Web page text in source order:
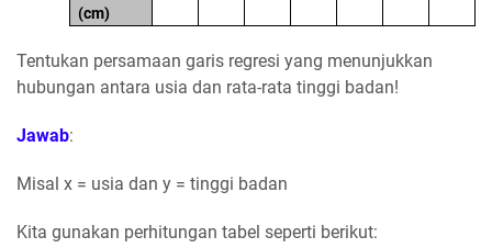
(cm)
Tentukan persamaan garis regresi yang menunjukkan
hubungan antara usia dan rata-rata tinggi badan!
Jawab:
Misal x = usia dan y = tinggi badan
Kita gunakan perhitungan tabel seperti berikut: